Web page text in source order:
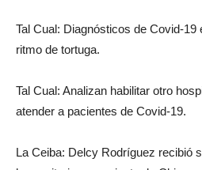
Tal Cual: Diagnósticos de Covid-19
ritmo de tortuga.
Tal Cual: Analizan habilitar otro
atender a pacientes de Covid-19.
La Ceiba: Delcy Rodríguez recibió